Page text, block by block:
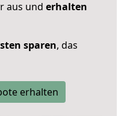
aus und erhalten
sparen, das
erhalten